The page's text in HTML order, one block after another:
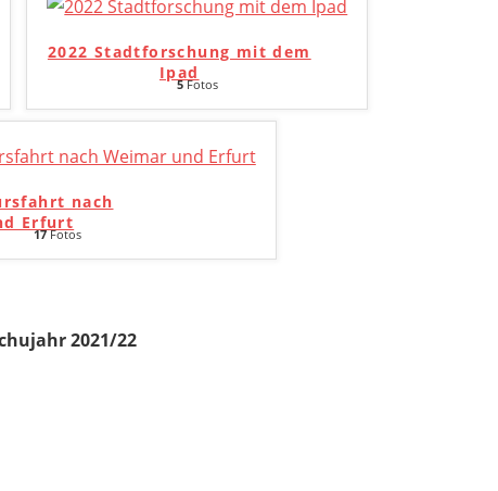
2022 Stadtforschung mit dem
Ipad
5Fotos
nach
Erfurt
17Fotos
2021/22